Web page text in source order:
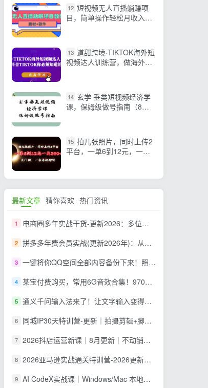
12 短视频无人直播躺赚项
目，简单操作轻松月收入
13 道甜跨境·TIKTOK海外短
视频达人训练营，做海外抖
14 玄学 垂类短视频经济学
课，保姆级做号指南（8节
15 拍几张照片，同时上传2
平台，一单6到12元，一天
最新文章 猜你喜欢 热门资讯
1 电商圈多年实战干货-更新2026：多位资深师兄实战干货/覆盖全域平台，中小卖家可复制的盈利指南
2 拼多多年费会员实战(更新2026年)：从基础到高阶盈利，干货拉满，帮你建立稳定盈利运营知识体系
3 一键将你QQ空间全部内容备份下来！照片 / 视频 /动态信息全存本地，Github最新开源项目 QzoneArchive
4 某宝付费购买，常用6G音效合集！970+首宣传片背景音乐，无版权可商用大气素材，分类清晰，高质量内容
5 通义千问输入法来了！让文字输入变得如此简单，最快 300 字/分，AI 自动润色，说话秒变工整文字
6 同城IP30天特训营-更新｜拍摄剪辑+脚本文案+引流成交，打爆本地流量提升门店业绩实操教学
7 2026抖店运营新课｜8月更新｜不动销起店+商品卡爆发｜达人玩法+店群批量复制｜轻松玩转抖音小店全域流量
8 2026亚马逊实战通关特训营-2026更新，多维选品+渐进式打法+AI应用，从0到1打造盈利店铺
9 AI CodeX实战课｜Windows/Mac 本地部署｜API 对接调通｜Skill 自制｜漫剧剪辑｜网站 VR 项目｜AI项目落地全教程